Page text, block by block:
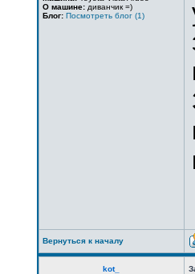
О машине: диванчик =)
Блог: Посмотреть блог (1)
Вернуться к началу
kot_